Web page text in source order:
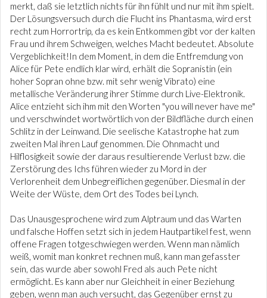
merkt, daß sie letztlich nichts für ihn fühlt und nur mit ihm spielt.
Der Lösungsversuch durch die Flucht ins Phantasma, wird erst
recht zum Horrortrip, da es kein Entkommen gibt vor der kalten
Frau und ihrem Schweigen, welches Macht bedeutet. Absolute
Vergeblichkeit!In dem Moment, in dem die Entfremdung von
Alice für Pete endlich klar wird, erhält die Sopranistin (ein
hoher Sopran ohne bzw. mit sehr wenig Vibrato) eine
metallische Veränderung ihrer Stimme durch Live-Elektronik.
Alice entzieht sich ihm mit den Worten "you will never have me"
und verschwindet wortwörtlich von der Bildfläche durch einen
Schlitz in der Leinwand. Die seelische Katastrophe hat zum
zweiten Mal ihren Lauf genommen. Die Ohnmacht und
Hilflosigkeit sowie der daraus resultierende Verlust bzw. die
Zerstörung des Ichs führen wieder zu Mord in der
Verlorenheit dem Unbegreiflichen gegenüber. Diesmal in der
Weite der Wüste, dem Ort des Todes bei Lynch.
Das Unausgesprochene wird zum Alptraum und das Warten
und falsche Hoffen setzt sich in jedem Hautpartikel fest, wenn
offene Fragen totgeschwiegen werden. Wenn man nämlich
weiß, womit man konkret rechnen muß, kann man gefasster
sein, das wurde aber sowohl Fred als auch Pete nicht
ermöglicht. Es kann aber nur Gleichheit in einer Beziehung
geben, wenn man auch versucht, das Gegenüber ernst zu